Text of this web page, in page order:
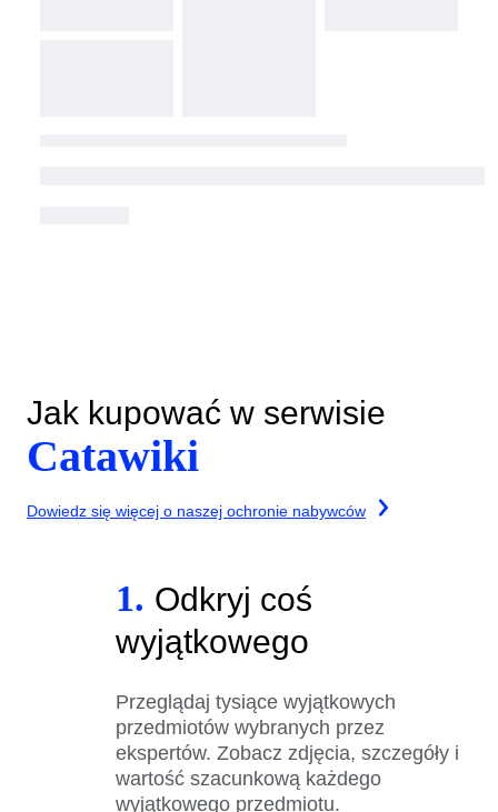
Jak kupować w serwisie
Catawiki
Dowiedz się więcej o naszej ochronie nabywców
1. Odkryj coś
wyjątkowego
Przeglądaj tysiące wyjątkowych
przedmiotów wybranych przez
ekspertów. Zobacz zdjęcia, szczegóły i
wartość szacunkową każdego
wyjątkowego przedmiotu.